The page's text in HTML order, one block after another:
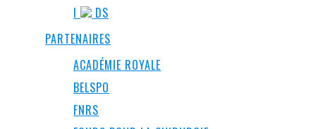
I
DS
PARTENAIRES
ACADÉMIE ROYALE
BELSPO
FNRS